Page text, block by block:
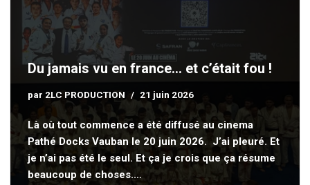
Du jamais vu en france… et c’était fou !
par 2LC PRODUCTION 21 juin 2026
Là où tout commence a été diffusé au cinema
Pathé Docks Vauban le 20 juin 2026. J’ai pleuré. Et
je n’ai pas été le seul. Et ça je crois que ça résume
beaucoup de choses.…